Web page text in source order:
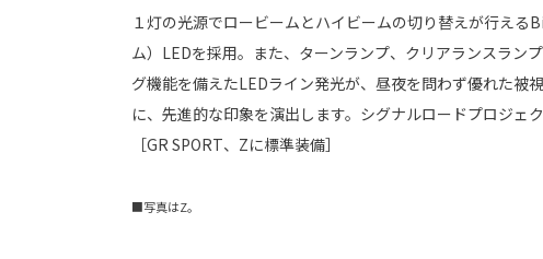
１灯の光源でロービームとハイビームの切り替えが行える
ム）LEDを採用。また、ターンランプ、クリアランスラン
グ機能を備えたLEDライン発光が、昼夜を問わず優れた被
に、先進的な印象を演出します。シグナルロードプロジェク
［GR SPORT、Zに標準装備］
■写真はZ。